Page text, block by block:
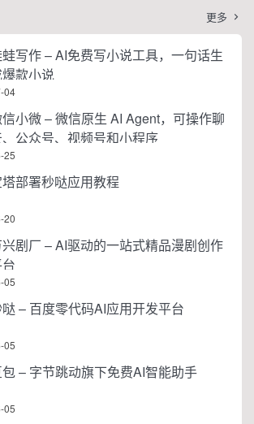
更多 
写作 – AI免费写小说工具，一句话生
款小说
04
小微 – 微信原生 AI Agent，可操作聊
公众号、视频号和小程序
25
部署秒哒应用教程
20
剧厂 – AI驱动的一站式精品漫剧创作
05
– 百度零代码AI应用开发平台
05
– 字节跳动旗下免费AI智能助手
05